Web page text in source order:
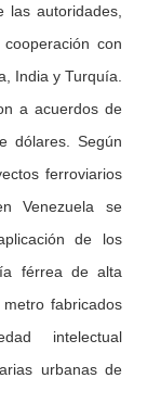
las autoridades,
con
India y Turquía.
a acuerdos de
dólares. Según
ferroviarios
Venezuela se
de los
férrea de alta
fabricados
intelectual
urbanas de